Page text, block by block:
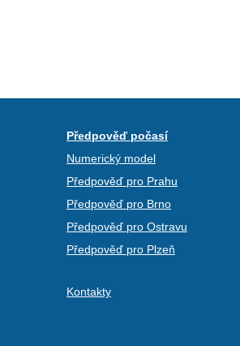
Předpověď počasí
Numerický model
Předpověď pro Prahu
Předpověď pro Brno
Předpověď pro Ostravu
Předpověď pro Plzeň
Kontakty